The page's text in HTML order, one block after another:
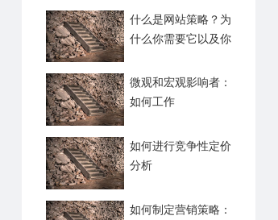
什么是网站策略？为
什么你需要它以及你
微观和宏观影响者：
如何工作
如何进行竞争性定价
分析
如何制定营销策略：